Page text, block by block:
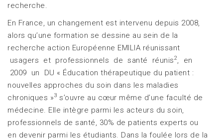
recherche.
En France, un changement est intervenu depuis 2008,
alors qu’une formation se dessine au sein de la
recherche action Européenne EMILIA réunissant
usagers et professionnels de santé réunis2, en
2009 un DU « Éducation thérapeutique du patient :
nouvelles approches du soin dans les maladies
chroniques »3 s’ouvre au cœur même d’une faculté de
médecine. Elle intègre parmi les acteurs du soin,
professionnels de santé, 30% de patients experts ou
en devenir parmi les étudiants. Dans la foulée lors de la